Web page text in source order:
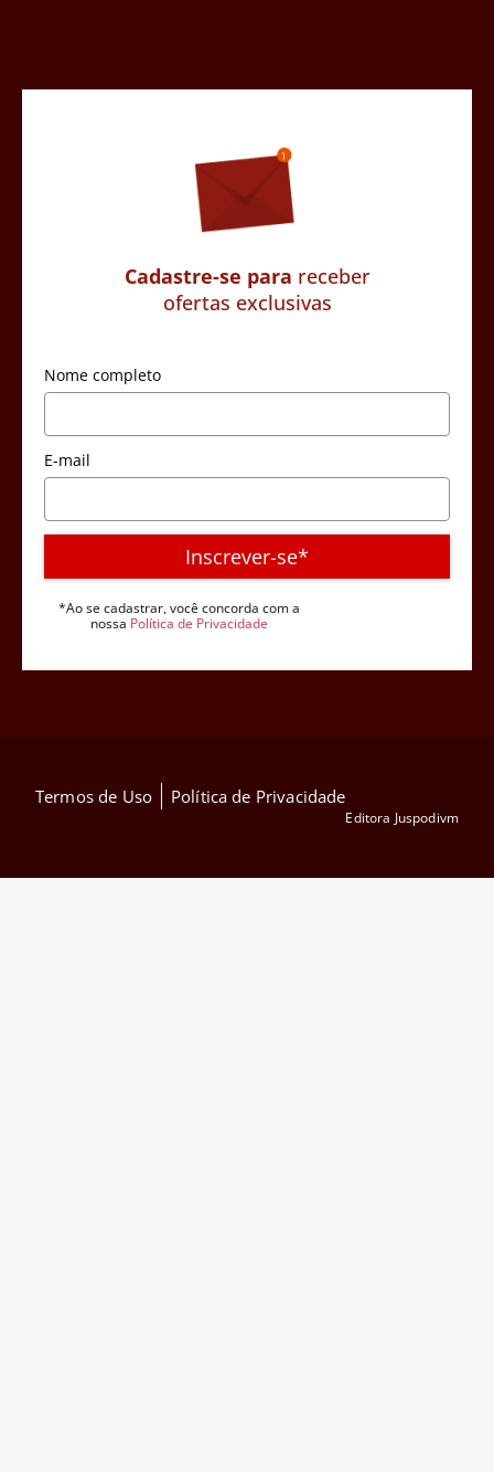
Cadastre-se para receber
ofertas exclusivas
Nome completo
E-mail
Inscrever-se*
*Ao se cadastrar, você concorda com a
nossa Política de Privacidade
Termos de Uso Política de Privacidade
Editora Juspodivm